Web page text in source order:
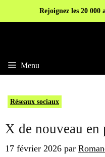
Rejoignez les 20 000
Menu
Réseaux sociaux
X de nouveau en
17 février 2026 par